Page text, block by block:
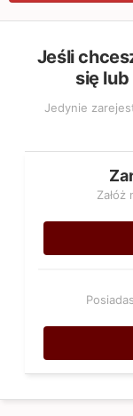
Jeśli
się
Jedynie